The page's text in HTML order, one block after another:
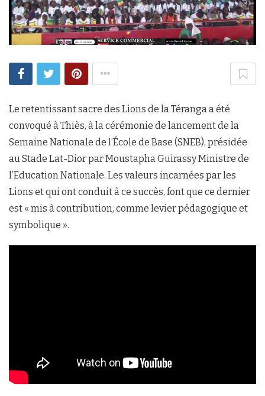
Le retentissant sacre des Lions de la Téranga a été
convoqué à Thiès, à la cérémonie de lancement de la
Semaine Nationale de l’École de Base (SNEB), présidée
au Stade Lat-Dior par Moustapha Guirassy Ministre de
l’Education Nationale. Les valeurs incarnées par les
Lions et qui ont conduit à ce succès, font que ce dernier
est « mis à contribution, comme levier pédagogique et
symbolique ».